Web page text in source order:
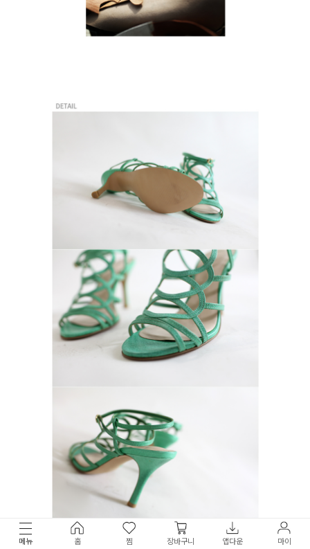
메뉴 홈 찜 장바구니 앱다운 마이